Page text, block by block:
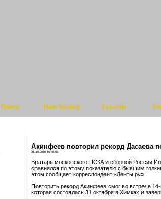
Поиск Наш баннер Ссылки
Акинфеев повторил рекорд Дасаева
31.10.2015 16:48:08
Вратарь московского ЦСКА и сборной России
сравнялся по этому показателю с бывшим
этом сообщает корреспондент «Ленты.ру».
Повторить рекорд Акинфеев смог во встрече
которая состоялась 31 октября в Химках и